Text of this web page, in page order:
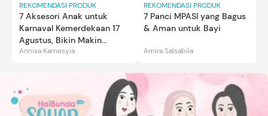
REKOMENDASI PRODUK
7 Aksesori Anak untuk
Karnaval Kemerdekaan 17
Agustus, Bikin Makin
Gemas
Annisa Karnesyia
REKOMENDASI PRODUK
7 Panci MPASI yang Bagus
& Aman untuk Bayi
Amira Salsabila